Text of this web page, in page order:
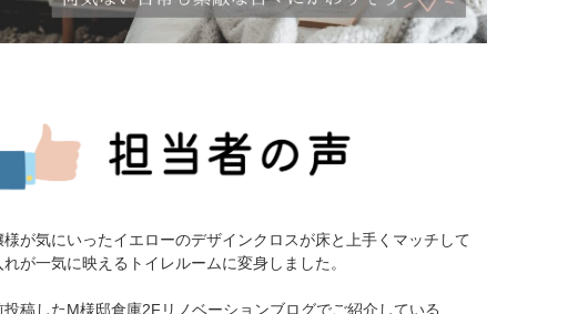
様が気にいったイエローのデザインクロスが床と上手くマッチして
れが一気に映えるトイレルームに変身しました。
投稿したM様邸倉庫2Fリノベーションブログでご紹介している